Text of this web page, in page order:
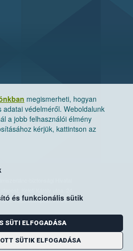
megismerheti, hogyan
védelméről. Weboldalunk
a jobb felhasználói élmény
kérjük, kattintson az
és funkcionális sütik
SÜTI ELFOGADÁSA
SÜTIK ELFOGADÁSA
biztonsági Hivatal
1525 Budapest. Pf. 30.
szám: 06-80/263-244
06-1/ 336-9000